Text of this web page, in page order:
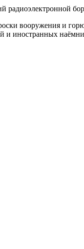
радиоэлектронной
вооружения и
иностранных